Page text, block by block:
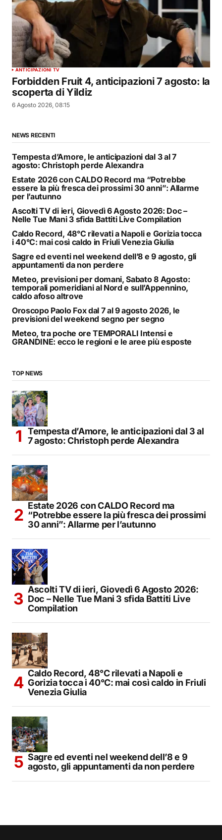
ANTICIPAZIONI TV
Forbidden Fruit 4, anticipazioni 7 agosto: la
scoperta di Yildiz
6 Agosto 2026, 08:15
NEWS RECENTI
Tempesta d’Amore, le anticipazioni dal 3 al 7
agosto: Christoph perde Alexandra
Estate 2026 con CALDO Record ma “Potrebbe
essere la più fresca dei prossimi 30 anni”: Allarme
per l’autunno
Ascolti TV di ieri, Giovedì 6 Agosto 2026: Doc –
Nelle Tue Mani 3 sfida Battiti Live Compilation
Caldo Record, 48°C rilevati a Napoli e Gorizia tocca
i 40°C: mai così caldo in Friuli Venezia Giulia
Sagre ed eventi nel weekend dell’8 e 9 agosto, gli
appuntamenti da non perdere
Meteo, previsioni per domani, Sabato 8 Agosto:
temporali pomeridiani al Nord e sull’Appennino,
caldo afoso altrove
Oroscopo Paolo Fox dal 7 al 9 agosto 2026, le
previsioni del weekend segno per segno
Meteo, tra poche ore TEMPORALI Intensi e
GRANDINE: ecco le regioni e le aree più esposte
TOP NEWS
Tempesta d’Amore, le anticipazioni dal 3 al
7 agosto: Christoph perde Alexandra
Estate 2026 con CALDO Record ma
“Potrebbe essere la più fresca dei prossimi
30 anni”: Allarme per l’autunno
Ascolti TV di ieri, Giovedì 6 Agosto 2026:
Doc – Nelle Tue Mani 3 sfida Battiti Live
Compilation
Caldo Record, 48°C rilevati a Napoli e
Gorizia tocca i 40°C: mai così caldo in Friuli
Venezia Giulia
Sagre ed eventi nel weekend dell’8 e 9
agosto, gli appuntamenti da non perdere